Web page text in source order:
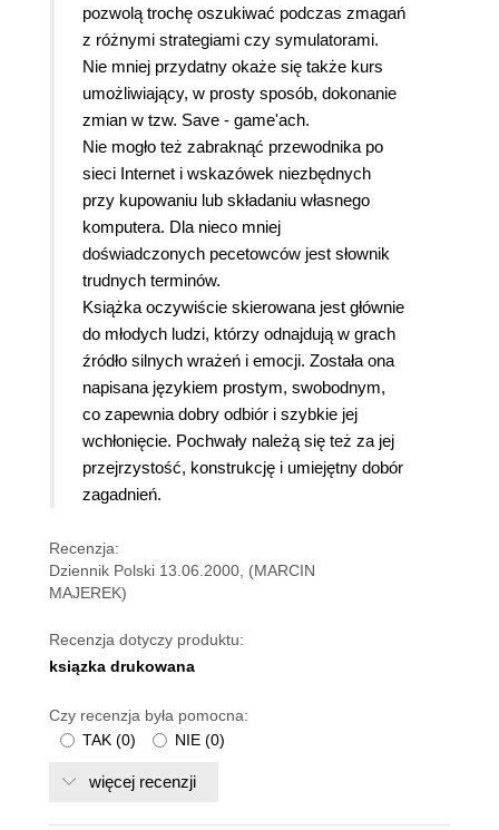
pozwolą trochę oszukiwać podczas zmagań
z różnymi strategiami czy symulatorami.
Nie mniej przydatny okaże się także kurs
umożliwiający, w prosty sposób, dokonanie
zmian w tzw. Save - game'ach.
Nie mogło też zabraknąć przewodnika po
sieci Internet i wskazówek niezbędnych
przy kupowaniu lub składaniu własnego
komputera. Dla nieco mniej
doświadczonych pecetowców jest słownik
trudnych terminów.
Książka oczywiście skierowana jest głównie
do młodych ludzi, którzy odnajdują w grach
źródło silnych wrażeń i emocji. Została ona
napisana językiem prostym, swobodnym,
co zapewnia dobry odbiór i szybkie jej
wchłonięcie. Pochwały należą się też za jej
przejrzystość, konstrukcję i umiejętny dobór
zagadnień.
Recenzja:
Dziennik Polski 13.06.2000, (MARCIN
MAJEREK)
Recenzja dotyczy produktu:
ksiązka drukowana
Czy recenzja była pomocna:
TAK (0) NIE (0)
więcej recenzji